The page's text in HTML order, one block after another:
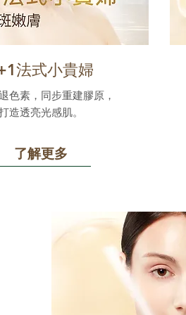
法式小貴婦
色素，同步重建膠原，
造透亮光感肌。
了解更多